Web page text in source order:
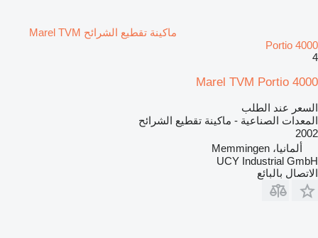
ماكينة تقطيع الشرائح Marel TVM
Portio 4000
4
Marel TVM Portio 4000
السعر عند الطلب
المعدات الصناعية - ماكينة تقطيع الشرائح
2002
ألمانيا، Memmingen
UCY Industrial GmbH
الاتصال بالبائع